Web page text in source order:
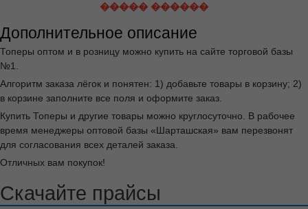
����� ������
Дополнительное описание
Топеры оптом и в розницу можно купить на сайте торговой базы
№1.
Алгоритм заказа лёгок и понятен: 1) добавьте товары в корзину; 2)
в корзине заполните все поля и оформите заказ.
Купить Топеры и другие товары можно круглосуточно. В рабочее
время менеджеры оптовой базы «Шарташская» вам перезвонят
для согласования всех деталей заказа.
Отличных вам покупок!
Скачайте прайсы